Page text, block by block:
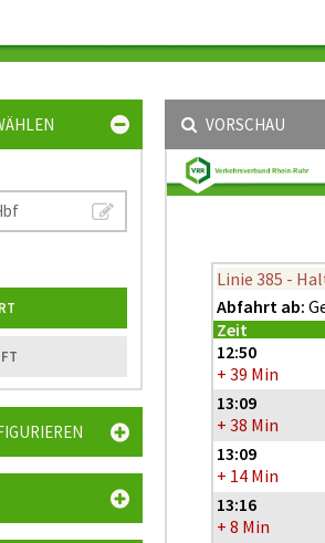
VORSCHAU
Linie 385 -
Abfahrt ab:
Zeit
12:50
+ 39 Min
13:09
+ 38 Min
13:09
+ 14 Min
- Wattenscheid - GE-Ückendorf -
13:16
+ 8 Min
- Wattenscheid - GE-Ückendorf -